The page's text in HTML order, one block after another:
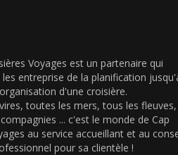
Voyages est un partenaire qui
entreprise de la planification
d'une croisière.
toutes les mers, tous les fleuves,
... c'est le monde de Cap
au service accueillant et au
pour sa clientèle !